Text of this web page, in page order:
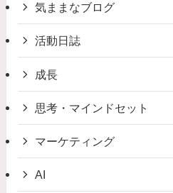
気ままなブログ
活動日誌
成長
思考・マインドセット
マーケティング
AI